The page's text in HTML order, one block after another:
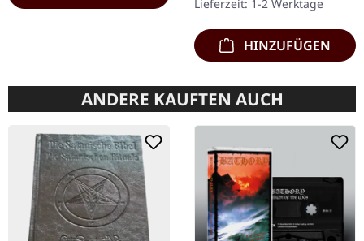
Nocte Obducta…
Lieferzeit: 1-2 Werktage
HINZUFÜGEN
ANDERE KAUFTEN AUCH